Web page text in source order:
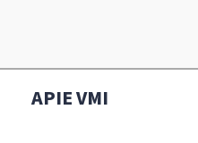
APIE VMI